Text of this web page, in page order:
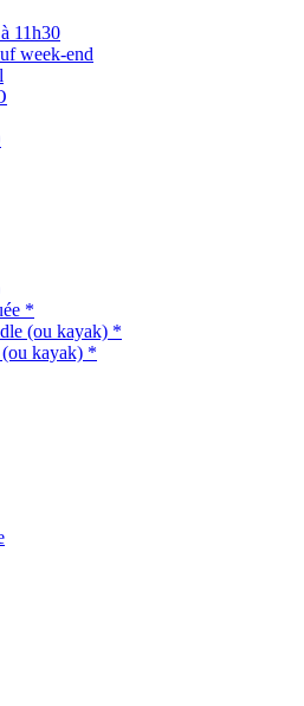
11h30
week-end
*
(ou kayak) *
kayak) *